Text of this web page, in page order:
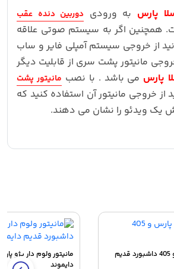
پارس به ورودی دوربین دنده عقب
همچنین اگر به سیستم صوتی علاقه
از خروجی سیستم آمپلی فایر و ساب
مانیتور پشت سری از قابلیت دیگر
پارس می باشد . با نصب مانیتور پشت
از خروجی مانیتور آن استفاده کنید که
یک ویدئو را نشان می دهند.
دایموند